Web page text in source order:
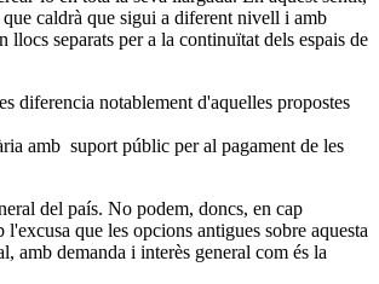
caldrà que sigui a diferent nivell i amb
separats per a la continuïtat dels espais de
diferencia notablement d'aquelles propostes
amb suport públic per al pagament de les
del país. No podem, doncs, en cap
que les opcions antigues sobre aquesta
amb demanda i interès general com és la